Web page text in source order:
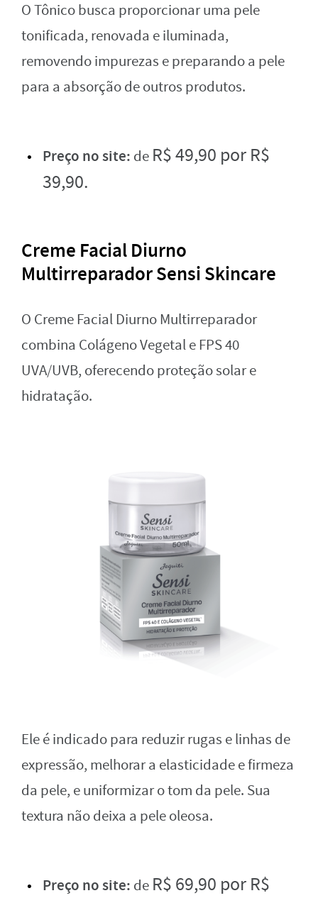
O Tônico busca proporcionar uma pele
tonificada, renovada e iluminada,
removendo impurezas e preparando a pele
para a absorção de outros produtos.
Preço no site: de R$49,90 por R$
39,90.
Creme Facial Diurno
Multirreparador Sensi Skincare
O Creme Facial Diurno Multirreparador
combina Colágeno Vegetal e FPS 40
UVA/UVB, oferecendo proteção solar e
hidratação.
Ele é indicado para reduzir rugas e linhas de
expressão, melhorar a elasticidade e firmeza
da pele, e uniformizar o tom da pele. Sua
textura não deixa a pele oleosa.
Preço no site: de R$ 69,90 por R$